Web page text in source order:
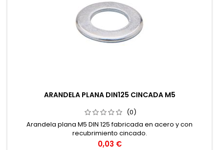
ARANDELA PLANA DIN125 CINCADA M5
(0)
Arandela plana M5 DIN 125 fabricada en acero y con
recubrimiento cincado.
Precio
0,03 €